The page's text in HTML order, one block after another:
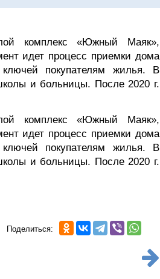
комплекс «Южный Маяк»,
идет процесс приемки дома
покупателям жилья. В
и больницы. После 2020 г.
комплекс «Южный Маяк»,
идет процесс приемки дома
покупателям жилья. В
и больницы. После 2020 г.
Поделиться: